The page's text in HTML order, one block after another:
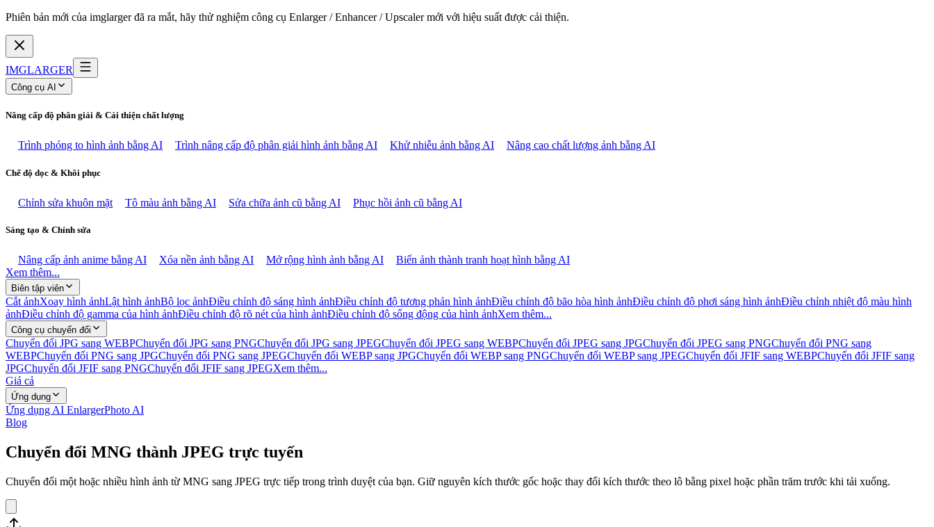
Phiên bản mới của imglarger đã ra mắt, hãy thử nghiệm công cụ Enlarger / Enhancer / Upscaler mới với hiệu suất được cải thiện.
IMGLARGER
Công cụ AI
Nâng cấp độ phân giải & Cải thiện chất lượng
Trình phóng to hình ảnh bằng AI Trình nâng cấp độ phân giải hình ảnh bằng AI Khử nhiễu ảnh bằng AI Nâng cao chất lượng ảnh bằng AI
Chế độ dọc & Khôi phục
Chỉnh sửa khuôn mặt Tô màu ảnh bằng AI Sửa chữa ảnh cũ bằng AI Phục hồi ảnh cũ bằng AI
Sáng tạo & Chỉnh sửa
Nâng cấp ảnh anime bằng AI Xóa nền ảnh bằng AI Mở rộng hình ảnh bằng AI
Biến ảnh thành tranh hoạt hình bằng AI
Xem thêm...
Biên tập viên
Cắt ảnhXoay hình ảnhLật hình ảnhBộ lọc ảnhĐiều chỉnh độ sáng hình ảnhĐiều chỉnh độ tương phản hình ảnhĐiều chỉnh độ bão hòa hình ảnhĐiều chỉnh độ phơi sáng hình ảnhĐiều chỉnh nhiệt độ màu hình
ảnhĐiều chỉnh độ gamma của hình ảnhĐiều chỉnh độ rõ nét của hình ảnhĐiều chỉnh độ sống động của hình ảnhXem thêm...
Công cụ chuyển đổi
Chuyển đổi JPG sang WEBPChuyển đổi JPG sang PNGChuyển đổi JPG sang JPEGChuyển đổi JPEG sang WEBPChuyển đổi JPEG sang JPGChuyển đổi JPEG sang PNGChuyển đổi PNG sang
WEBPChuyển đổi PNG sang JPGChuyển đổi PNG sang JPEGChuyển đổi WEBP sang JPGChuyển đổi WEBP sang PNGChuyển đổi WEBP sang JPEGChuyển đổi JFIF sang WEBPChuyển đổi JFIF sang
JPGChuyển đổi JFIF sang PNGChuyển đổi JFIF sang JPEGXem thêm...
Giá cả
Ứng dụng
Ứng dụng AI EnlargerPhoto AI
Blog
Chuyển đổi MNG thành JPEG trực tuyến
Chuyển đổi một hoặc nhiều hình ảnh từ MNG sang JPEG trực tiếp trong trình duyệt của bạn. Giữ nguyên kích thước gốc hoặc thay đổi kích thước theo lô bằng pixel hoặc phần trăm trước khi tải xuống.